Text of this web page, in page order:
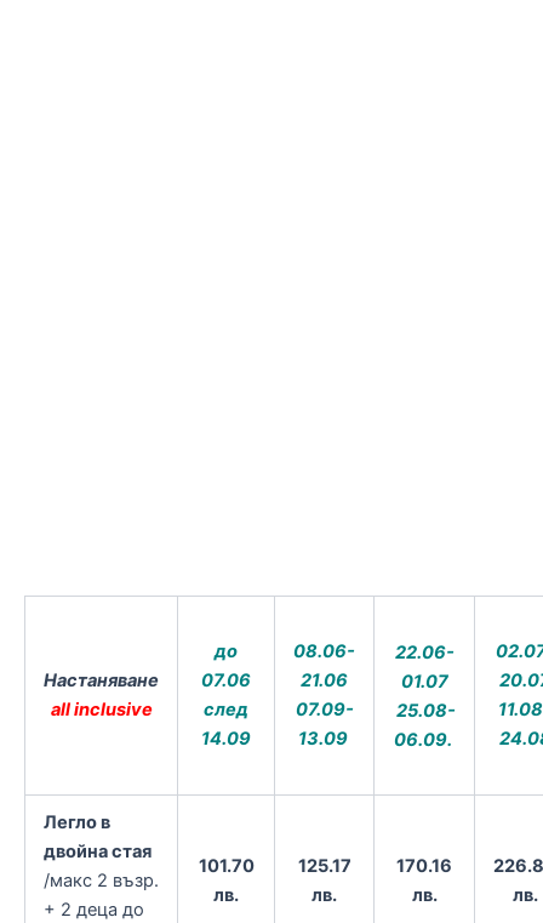
Настаняване
all inclusive
до
07.06
след
14.09
08.06-
21.06
07.09-
13.09
22.06-
01.07
25.08-
06.09.
Легло в
двойна стая
/макс 2 възр.
+ 2 деца до
101.70
лв.
125.17
лв.
170.16
лв.
лв.